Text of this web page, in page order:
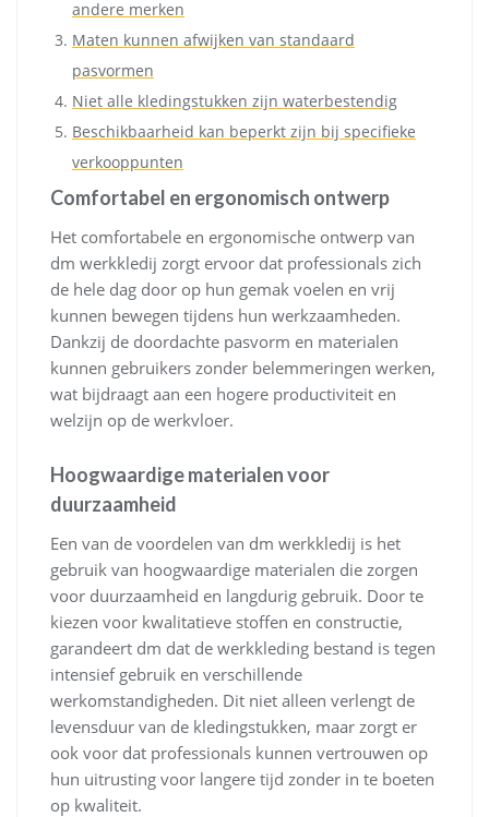
andere merken
Maten kunnen afwijken van standaard
pasvormen
Niet alle kledingstukken zijn waterbestendig
Beschikbaarheid kan beperkt zijn bij specifieke
verkooppunten
Comfortabel en ergonomisch ontwerp
Het comfortabele en ergonomische ontwerp van
dm werkkledij zorgt ervoor dat professionals zich
de hele dag door op hun gemak voelen en vrij
kunnen bewegen tijdens hun werkzaamheden.
Dankzij de doordachte pasvorm en materialen
kunnen gebruikers zonder belemmeringen werken,
wat bijdraagt aan een hogere productiviteit en
welzijn op de werkvloer.
Hoogwaardige materialen voor
duurzaamheid
Een van de voordelen van dm werkkledij is het
gebruik van hoogwaardige materialen die zorgen
voor duurzaamheid en langdurig gebruik. Door te
kiezen voor kwalitatieve stoffen en constructie,
garandeert dm dat de werkkleding bestand is tegen
intensief gebruik en verschillende
werkomstandigheden. Dit niet alleen verlengt de
levensduur van de kledingstukken, maar zorgt er
ook voor dat professionals kunnen vertrouwen op
hun uitrusting voor langere tijd zonder in te boeten
op kwaliteit.